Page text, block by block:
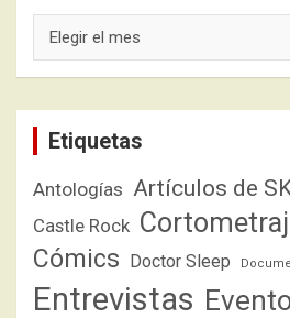
Etiquetas
Antologías Artículos de
Castle Rock
Cómics Doctor Sleep
Entrevistas